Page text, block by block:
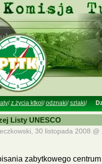
/z życia ktkol /odznaki/szlaki/
Listy UNESCO
30 listopada 2008 @
zabytkowego centrum